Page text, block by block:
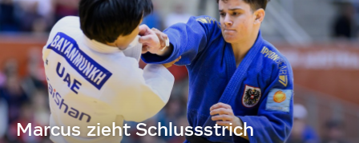
Marcus zieht Schlussstrich